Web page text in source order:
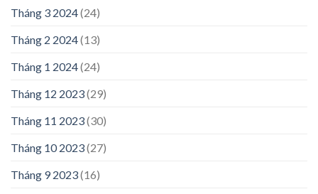
Tháng 3 2024(24)
Tháng 2 2024(13)
Tháng 1 2024(24)
Tháng 12 2023(29)
Tháng 11 2023(30)
Tháng 10 2023(27)
Tháng 9 2023(16)